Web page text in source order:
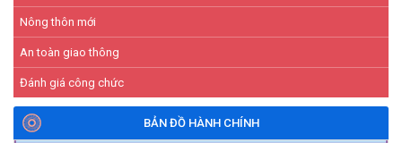
Nông thôn mới
An toàn giao thông
Đánh giá công chức
BẢN ĐỒ HÀNH CHÍNH